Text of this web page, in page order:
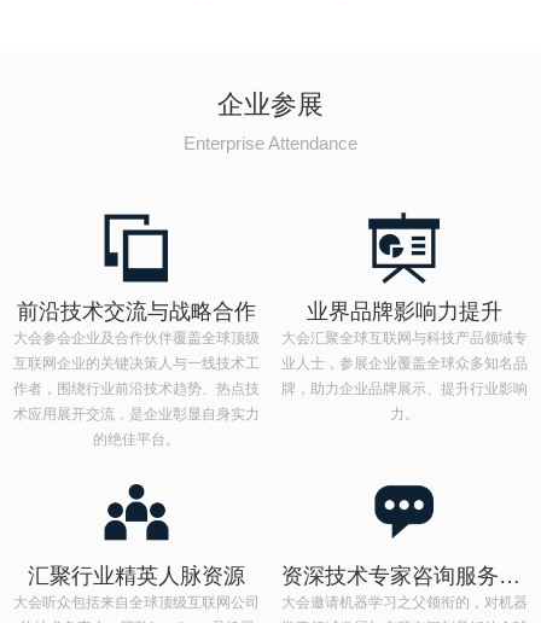
企业参展
Enterprise Attendance
前沿技术交流与战略合作
大会参会企业及合作伙伴覆盖全球顶级
互联网企业的关键决策人与一线技术工
作者，围绕行业前沿技术趋势、热点技
术应用展开交流，是企业彰显自身实力
的绝佳平台。
业界品牌影响力提升
大会汇聚全球互联网与科技产品领域专
业人士，参展企业覆盖全球众多知名品
牌，助力企业品牌展示、提升行业影响
力。
汇聚行业精英人脉资源
大会听众包括来自全球顶级互联网公司
资深技术专家咨询服务合作
大会邀请机器学习之父领衔的，对机器